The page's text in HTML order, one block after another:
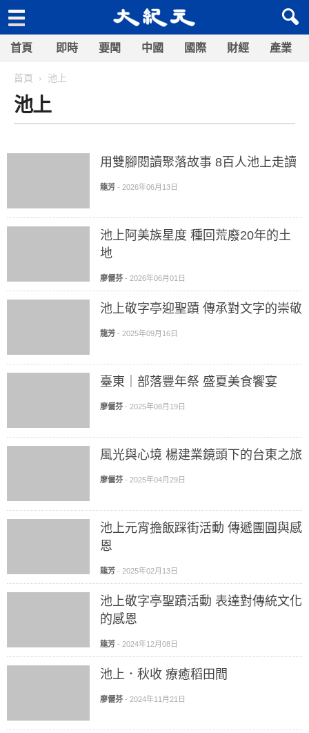
首頁 即時 要聞 中國 國際 財經 產業
首頁 池上
池上
用雙腳閱讀聚落故事 8百人池上走讀
龍芳 - 2026年06月13日
池上阿美族星度 種回荒廢20年的土
地
廖儷芬 - 2026年06月01日
池上敬字亭迎聖蹟 傳承對文字的崇敬
龍芳 - 2025年09月16日
臺東｜部落豐年祭 盛夏美食饗宴
廖儷芬 - 2025年08月19日
風光與心境 楊建業鏡頭下的台東之旅
廖儷芬 - 2025年04月29日
池上元宵擔飯踩街活動 傳遞團圓與感
恩
龍芳 - 2025年02月13日
池上敬字亭聖蹟活動 表達對傳統文化
的感恩
龍芳 - 2024年12月08日
池上．秋收 療癒稻田間
廖儷芬 - 2024年11月21日